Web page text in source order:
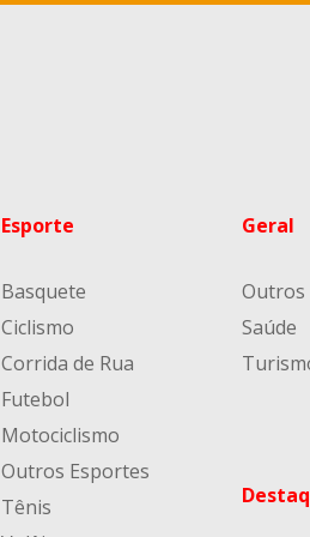
Esporte
Basquete
Ciclismo
Corrida de Rua
Futebol
Motociclismo
Outros Esportes
Tênis
Geral
Outros
Saúde